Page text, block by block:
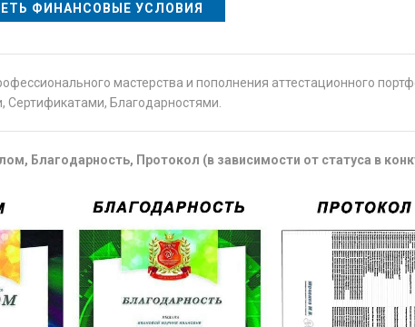
ФИНАНСОВЫЕ УСЛОВИЯ
мастерства и пополнения аттестационного
Благодарностями.
Благодарность, Протокол (в зависимости от статуса в